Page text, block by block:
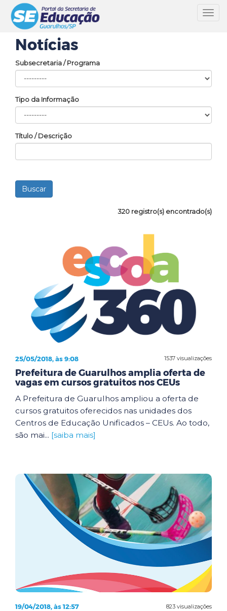
Notícias
Subsecretaria / Programa
Tipo da Informação
Título / Descrição
320 registro(s) encontrado(s)
1537 visualizações
25/05/2018, às 9:08
Prefeitura de Guarulhos amplia oferta de
vagas em cursos gratuitos nos CEUs
A Prefeitura de Guarulhos ampliou a oferta de
cursos gratuitos oferecidos nas unidades dos
Centros de Educação Unificados – CEUs. Ao todo,
são mai... [saiba mais]
823 visualizações
19/04/2018, às 12:57